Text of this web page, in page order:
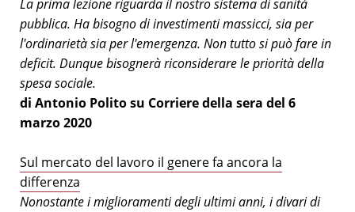
La prima lezione riguarda il nostro sistema di sanità
pubblica. Ha bisogno di investimenti massicci, sia per
l'ordinarietà sia per l'emergenza. Non tutto si può fare in
deficit. Dunque bisognerà riconsiderare le priorità della
spesa sociale.
di Antonio Polito su Corriere della sera del 6
marzo 2020
Sul mercato del lavoro il genere fa ancora la
differenza
Nonostante i miglioramenti degli ultimi anni, i divari di